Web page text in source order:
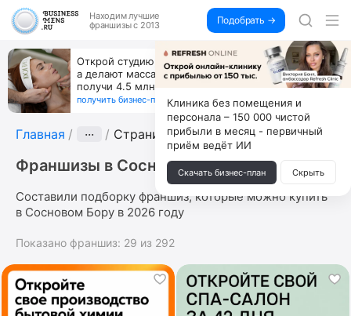
Находим лучшие
франшизы с 2013
Подобрать →
Открой студию, где не колют и не режут,
а делают массаж лица руками и в первый же год
получи 4.5 млн
получить бизнес-план ↓
Главная ··· Страница 8
Франшизы в Сосновом Бору
Составили подборку франшиз, которые можно купить
в Сосновом Бору в 2026 году
Показано франшиз: 29 из 292
Клиника без помещения и
персонала – 150 000 чистой
прибыли в месяц - первичный
приём ведёт ИИ
Скачать бизнес-план Скрыть